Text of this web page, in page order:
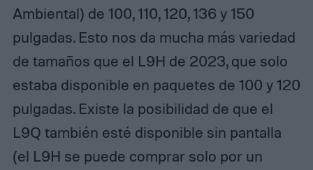
Ambiental) de 100, 110, 120, 136 y 150
pulgadas. Esto nos da mucha más variedad
de tamaños que el L9H de 2023, que solo
estaba disponible en paquetes de 100 y 120
pulgadas. Existe la posibilidad de que el
L9Q también esté disponible sin pantalla
(el L9H se puede comprar solo por un